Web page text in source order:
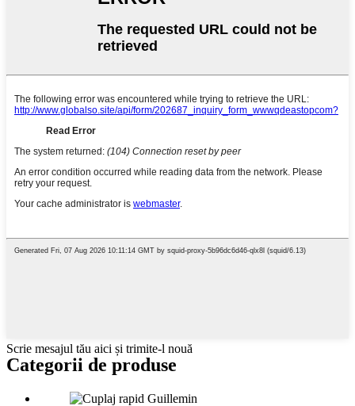
Scrie mesajul tău aici și trimite-l nouă
Categorii de produse